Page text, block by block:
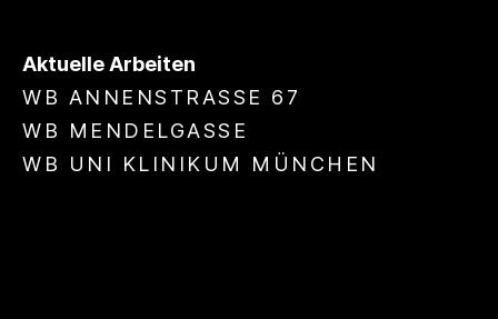
Aktuelle Arbeiten
WB ANNENSTRASSE 67
WB MENDELGASSE
WB UNI KLINIKUM MÜNCHEN